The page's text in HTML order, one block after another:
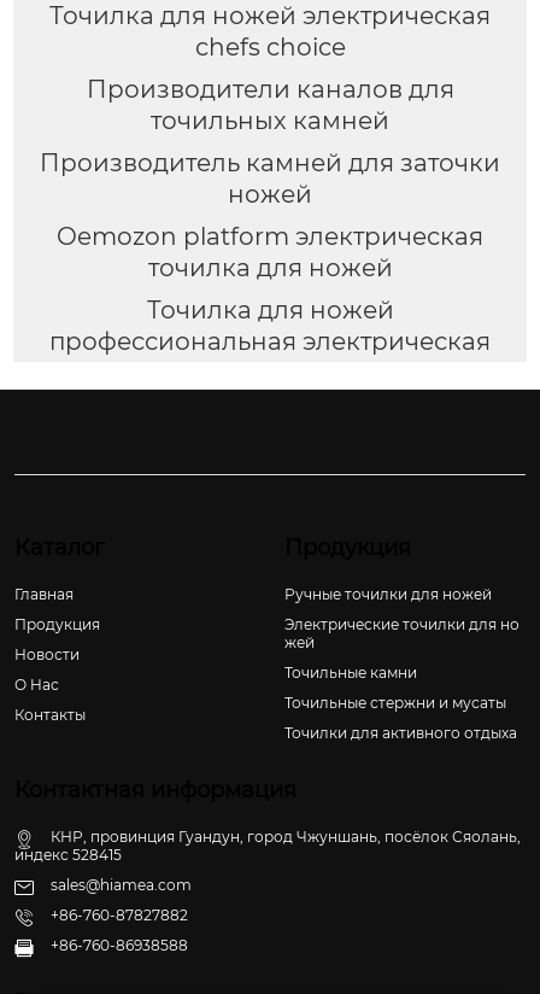
Точилка для ножей электрическая
chefs choice
Производители каналов для
точильных камней
Производитель камней для заточки
ножей
Oemozon platform электрическая
точилка для ножей
Точилка для ножей
профессиональная электрическая
Главная
Продукция
Новости
О Hас
Контакты
Ручные точилки для ножей
Электрические точилки для но
жей
Точильные камни
Точильные стержни и мусаты
Точилки для активного отдыха
КНР, провинция Гуандун, город Чжуншань, посёлок Сяолань,
индекс 528415
sales@hiamea.com
+86-760-87827882
 +86-760-86938588